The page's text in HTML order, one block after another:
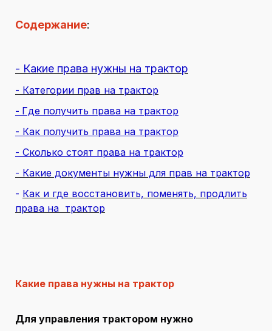
Содержание:
- Какие права нужны на трактор
- Категории прав на трактор
- Где получить права на трактор
- Как получить права на трактор
- Сколько стоят права на трактор
- Какие документы нужны для прав на трактор
- Как и где восстановить, поменять, продлить
права на трактор
Какие права нужны на трактор
Для управления трактором нужно